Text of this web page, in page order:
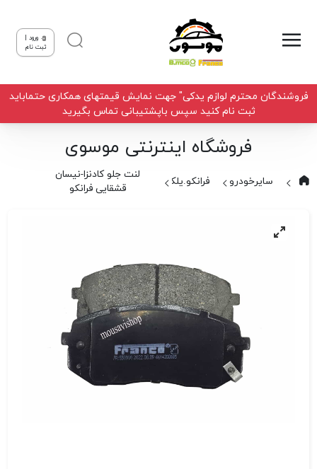
ورود |
ثبت نام
فروشندگان محترم لوازم یدکی" جهت نمایش قیمتهای همکاری حتماباید
ثبت نام کنید سپس باپشتیبانی تماس بگیرید
فروشگاه اینترنتی موسوی
سایرخودروها فرانکو.یلکن
لنت جلو کادنزا-نیسان
قشقایی فرانکو